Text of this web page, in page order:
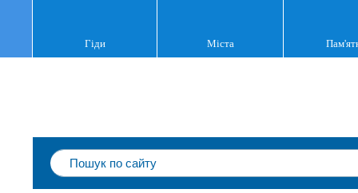
Гіди Міста